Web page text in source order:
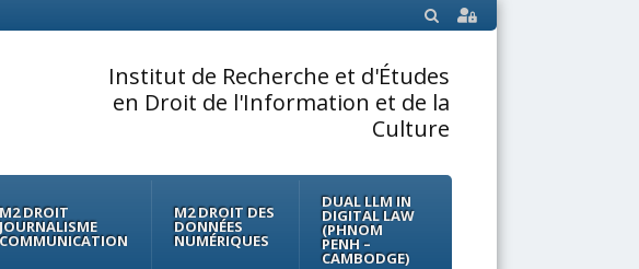
SEARCH
Institut de Recherche et d'Études
en Droit de l'Information et de la
Culture
M2 DROIT
JOURNALISME
COMMUNICATION
M2 DROIT DES
DONNÉES
NUMÉRIQUES
DUAL LLM IN
DIGITAL LAW
(PHNOM
PENH –
CAMBODGE)